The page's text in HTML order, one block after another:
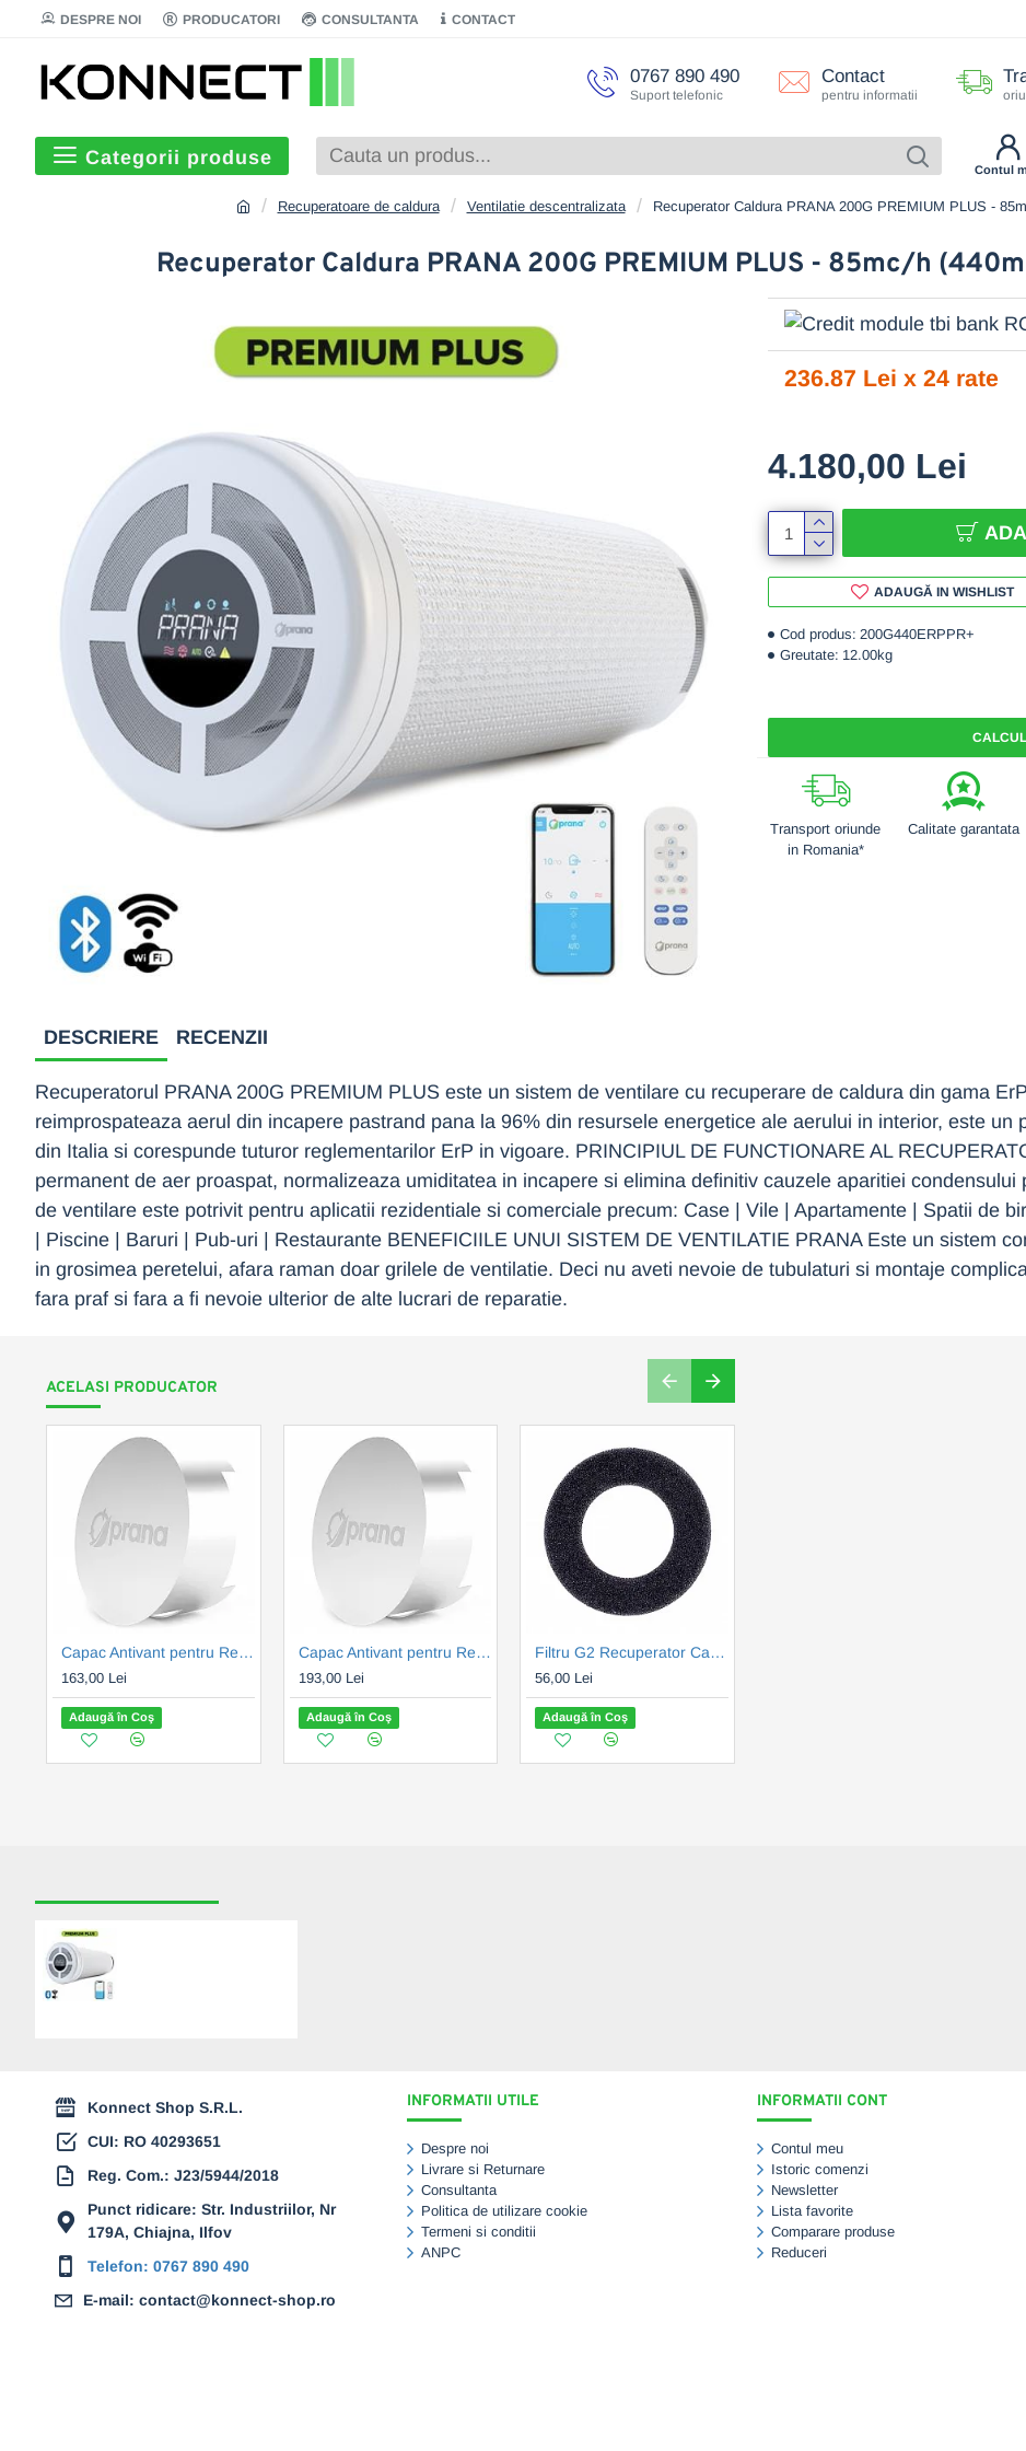
DESPRE NOI PRODUCATORI CONSULTANTA CONTACT
0767 890 490
Suport telefonic
Contact
pentru informatii
Categorii produse
Contul
Recuperatoare de caldura Ventilatie descentralizata Recuperator Caldura PRANA 200G PREMIUM PLUS -
Recuperator Caldura PRANA 200G PREMIUM PLUS - 85mc/h
Cod produs: 200G440ERPPR+
Greutate: 12.00kg
4.180,00 Lei
ADAUGĂ IN WISHLIST
236.87 Lei x 24 rate
Transport oriunde
in Romania*
Calitate garantata
DESCRIERE RECENZII
Recuperatorul PRANA 200G PREMIUM PLUS este un sistem de ventilare cu recuperare de caldura din gama
reimprospateaza aerul din incapere pastrand pana la 96% din resursele energetice ale aerului in interior, este
din Italia si corespunde tuturor reglementarilor ErP in vigoare. PRINCIPIUL DE FUNCTIONARE AL
permanent de aer proaspat, normalizeaza umiditatea in incapere si elimina definitiv cauzele aparitiei condensului
de ventilare este potrivit pentru aplicatii rezidentiale si comerciale precum: Case | Vile | Apartamente | Spatii de
| Piscine | Baruri | Pub-uri | Restaurante BENEFICIILE UNUI SISTEM DE VENTILATIE PRANA Este un sistem
in grosimea peretelui, afara raman doar grilele de ventilatie. Deci nu aveti nevoie de tubulaturi si montaje
fara praf si fara a fi nevoie ulterior de alte lucrari de reparatie.
ACELASI PRODUCATOR
Capac Antivant pentru Recuperatoarele de caldura PRANA 150 - Metal (GMPRANA150)
163,00 Lei
Adaugă în Coş
Capac Antivant pentru Recuperatoarele de caldura PRANA 200 - Metal (GMPRANA200)
193,00 Lei
Adaugă în Coş
Filtru G2 Recuperator Caldura PRANA 150 (FP150G2)
56,00 Lei
Adaugă în Coş
Konnect Shop S.R.L.
CUI: RO 40293651
Reg. Com.: J23/5944/2018
Punct ridicare: Str. Industriilor, Nr
179A, Chiajna, Ilfov
Telefon: 0767 890 490
E-mail: contact@konnect-shop.ro
INFORMATII UTILE
Despre noi
Livrare si Returnare
Consultanta
Politica de utilizare cookie
Termeni si conditii
ANPC
INFORMATII CONT
Contul meu
Istoric comenzi
Newsletter
Lista favorite
Comparare produse
Reduceri